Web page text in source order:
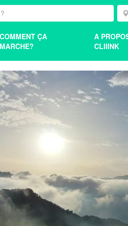
COMMENT ÇA
MARCHE?
A
CLIIINK